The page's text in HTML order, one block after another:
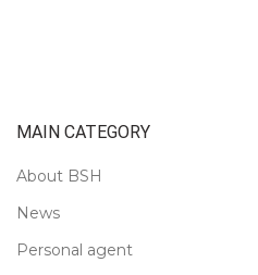
MAIN CATEGORY
About BSH
News
Personal agent